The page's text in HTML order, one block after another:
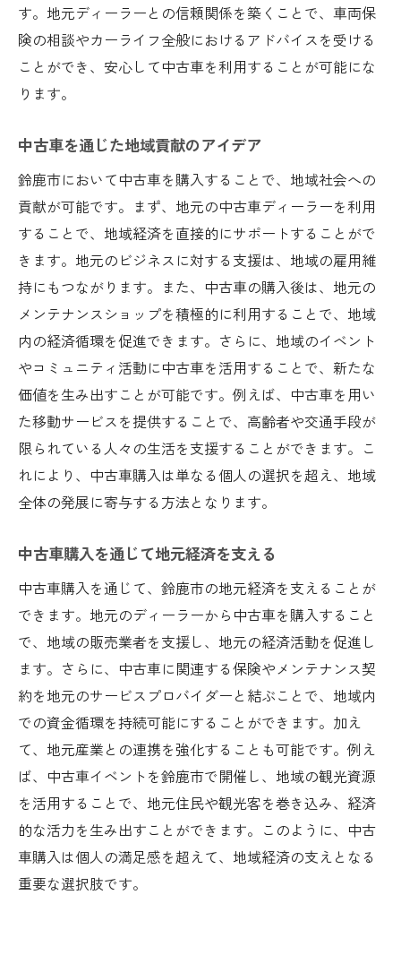
す。地元ディーラーとの信頼関係を築くことで、車両保
険の相談やカーライフ全般におけるアドバイスを受ける
ことができ、安心して中古車を利用することが可能にな
ります。
中古車を通じた地域貢献のアイデア
鈴鹿市において中古車を購入することで、地域社会への
貢献が可能です。まず、地元の中古車ディーラーを利用
することで、地域経済を直接的にサポートすることがで
きます。地元のビジネスに対する支援は、地域の雇用維
持にもつながります。また、中古車の購入後は、地元の
メンテナンスショップを積極的に利用することで、地域
内の経済循環を促進できます。さらに、地域のイベント
やコミュニティ活動に中古車を活用することで、新たな
価値を生み出すことが可能です。例えば、中古車を用い
た移動サービスを提供することで、高齢者や交通手段が
限られている人々の生活を支援することができます。こ
れにより、中古車購入は単なる個人の選択を超え、地域
全体の発展に寄与する方法となります。
中古車購入を通じて地元経済を支える
中古車購入を通じて、鈴鹿市の地元経済を支えることが
できます。地元のディーラーから中古車を購入すること
で、地域の販売業者を支援し、地元の経済活動を促進し
ます。さらに、中古車に関連する保険やメンテナンス契
約を地元のサービスプロバイダーと結ぶことで、地域内
での資金循環を持続可能にすることができます。加え
て、地元産業との連携を強化することも可能です。例え
ば、中古車イベントを鈴鹿市で開催し、地域の観光資源
を活用することで、地元住民や観光客を巻き込み、経済
的な活力を生み出すことができます。このように、中古
車購入は個人の満足感を超えて、地域経済の支えとなる
重要な選択肢です。